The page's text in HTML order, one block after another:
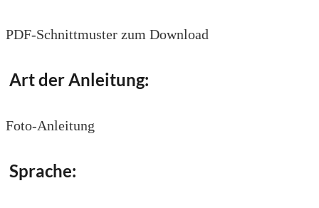
PDF-Schnittmuster zum Download
Art der Anleitung:
Foto-Anleitung
Sprache: